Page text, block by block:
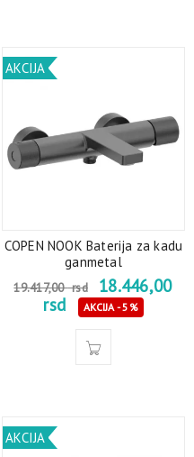
AKCIJA
COPEN NOOK Baterija za kadu
ganmetal
19.417,00rsd
18.446,00
rsd
AKCIJA - 5%
AKCIJA